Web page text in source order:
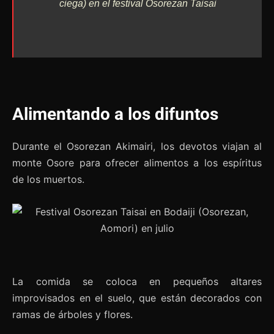
Alimentando a los difuntos
Durante el Osorezan Akimairi, los devotos viajan al
monte Osore para ofrecer alimentos a los espíritus
de los muertos.
La comida se coloca en pequeños altares
improvisados en el suelo, que están decorados con
ramas de árboles y flores.